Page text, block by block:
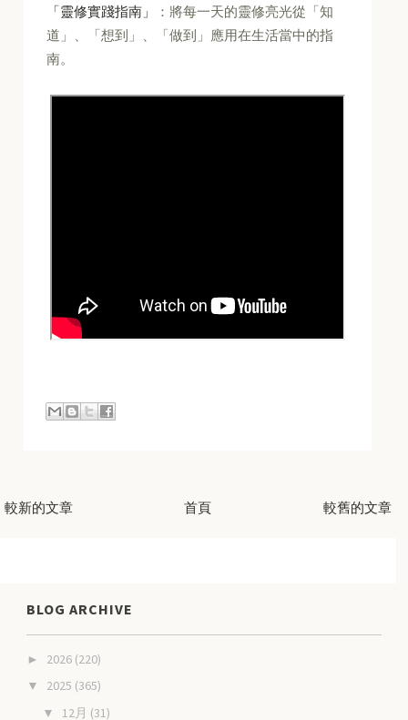
「靈修實踐指南」
：將每一天的靈修亮光從「知
道」、「想到」、「做到」應用在生活當中的指
南。
較新的文章 較舊的文章
首頁
BLOG ARCHIVE
► 2026 (220)
▼ 2025 (365)
▼ 12月 (31)